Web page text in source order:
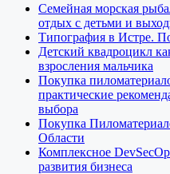
Семейная морская
отдых с детьми и
Типография в Истре.
Детский квадроцикл
взросления мальчика
Покупка
практические
выбора
Покупка
Области
Комплексное
развития бизнеса